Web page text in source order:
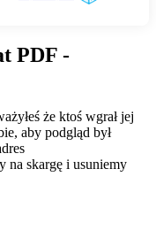
PDF -
że ktoś wgrał jej
aby podgląd był
na skargę i usuniemy